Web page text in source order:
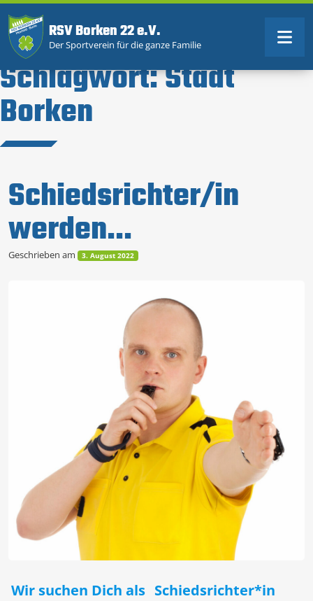
RSV Borken 22 e.V.
Der Sportverein für die ganze Familie
Schlagwort:Stadt
Borken
Schiedsrichter/in
werden…
Geschrieben am 3. August 2022
Wir suchen Dich als Schiedsrichter*in